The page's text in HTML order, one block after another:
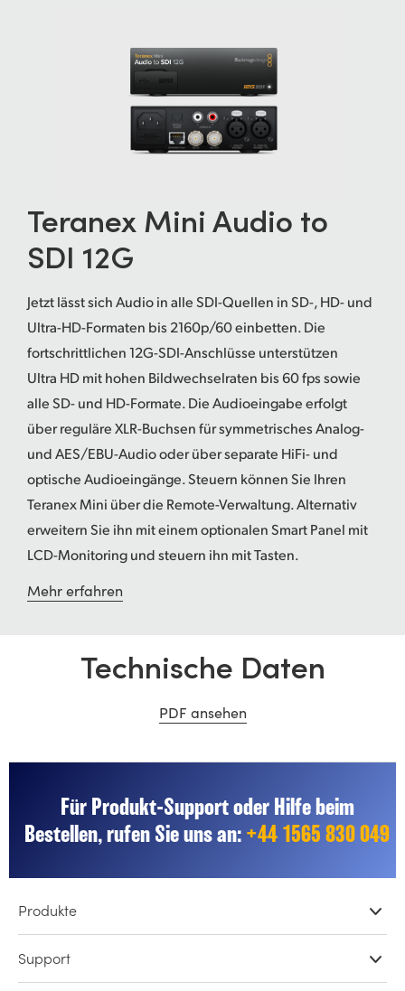
Chinese Taipei
United States
Teranex Mini Audio to
SDI 12G
Jetzt lässt sich Audio in alle SDI-Quellen in SD-, HD- und
Ultra-HD-Formaten bis 2160p/60 einbetten. Die
fortschrittlichen 12G-SDI-Anschlüsse unterstützen
Ultra HD mit hohen Bildwechselraten bis 60 fps sowie
alle SD- und HD-Formate. Die Audioeingabe erfolgt
über reguläre XLR-Buchsen für symmetrisches Analog-
und AES/EBU-Audio oder über separate HiFi- und
optische Audioeingänge. Steuern können Sie Ihren
Teranex Mini über die Remote-Verwaltung. Alternativ
erweitern Sie ihn mit einem optionalen Smart Panel mit
LCD-Monitoring und steuern ihn mit Tasten.
Mehr erfahren
Technische Daten
PDF ansehen
Für Produkt-Support oder Hilfe beim
Bestellen, rufen Sie uns an: +44 1565 830 049
Produkte
DaVinci Resolve und Fusion Software
Support